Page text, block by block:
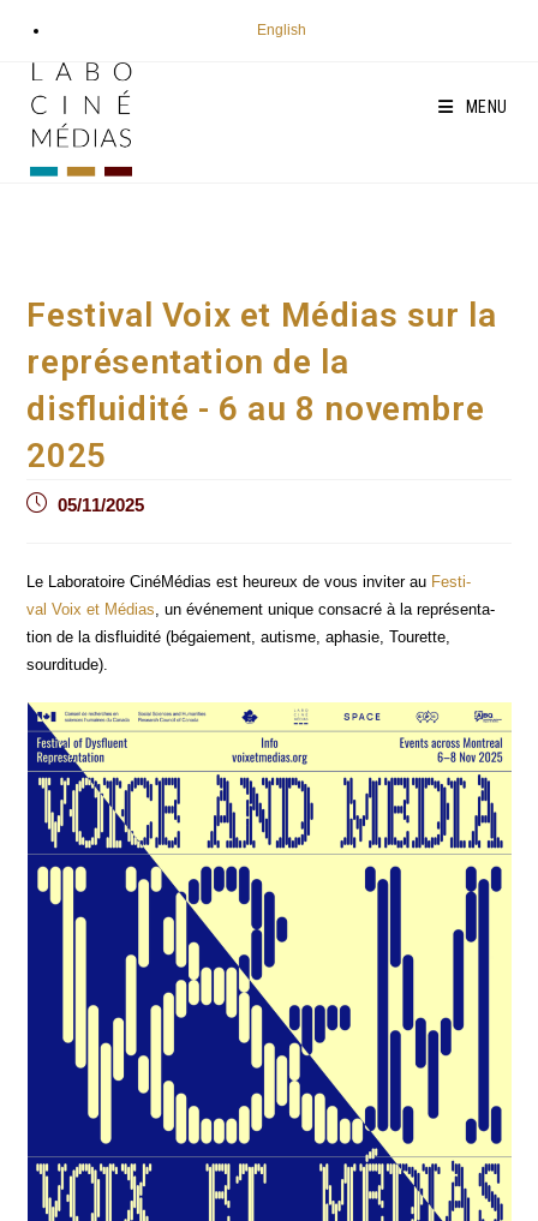
contenu
English
MENU
Festival Voix et Médias sur la
représentation de la
disfluidité - 6 au 8 novembre
2025
Post05/11/2025
Le Labo­ra­toire Ciné­Mé­dias est heu­reux de vous invi­ter au Fes­ti­
val Voix et Médias, un évé­ne­ment unique consa­cré à la repré­sen­ta­
tion de la dis­flui­di­té (bégaie­ment, autisme, apha­sie, Tou­rette,
sourditude).